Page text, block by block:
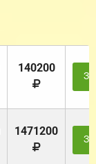
140200
1471200